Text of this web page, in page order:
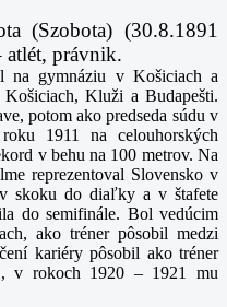
(Szobota) (30.8.1891
atlét, právnik.
na gymnáziu v Košiciach a
Kluži a Budapešti.
potom ako predseda súdu v
1911 na celouhorských
v behu na 100 metrov. Na
reprezentoval Slovensko v
skoku do diaľky a v štafete
do semifinále. Bol vedúcim
ako tréner pôsobil medzi
kariéry pôsobil ako tréner
v rokoch 1920 – 1921 mu